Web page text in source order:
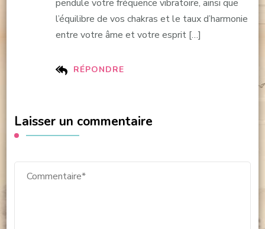
RÉPONDRE
pendule votre fréquence vibratoire, ainsi que
l’équilibre de vos chakras et le taux d’harmonie
entre votre âme et votre esprit […]
Laisser un commentaire